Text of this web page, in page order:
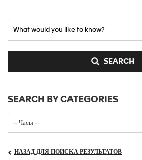
SEARCH
SEARCH BY CATEGORIES
НАЗАД ДЛЯ ПОИСКА РЕЗУЛЬТАТОВ